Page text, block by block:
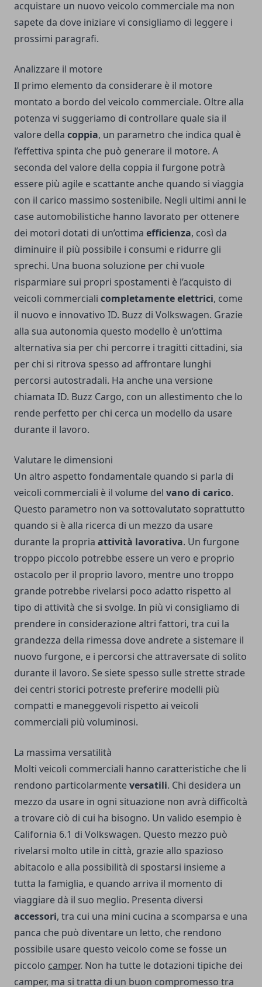
acquistare un nuovo veicolo commerciale ma non
sapete da dove iniziare vi consigliamo di leggere i
prossimi paragrafi.
Analizzare il motore
Il primo elemento da considerare è il motore
montato a bordo del veicolo commerciale. Oltre alla
potenza vi suggeriamo di controllare quale sia il
valore della coppia, un parametro che indica qual è
l’effettiva spinta che può generare il motore. A
seconda del valore della coppia il furgone potrà
essere più agile e scattante anche quando si viaggia
con il carico massimo sostenibile. Negli ultimi anni le
case automobilistiche hanno lavorato per ottenere
dei motori dotati di un’ottima efficienza, così da
diminuire il più possibile i consumi e ridurre gli
sprechi. Una buona soluzione per chi vuole
risparmiare sui propri spostamenti è l’acquisto di
veicoli commerciali completamente elettrici, come
il nuovo e innovativo ID. Buzz di Volkswagen. Grazie
alla sua autonomia questo modello è un’ottima
alternativa sia per chi percorre i tragitti cittadini, sia
per chi si ritrova spesso ad affrontare lunghi
percorsi autostradali. Ha anche una versione
chiamata ID. Buzz Cargo, con un allestimento che lo
rende perfetto per chi cerca un modello da usare
durante il lavoro.
Valutare le dimensioni
Un altro aspetto fondamentale quando si parla di
veicoli commerciali è il volume del vano di carico.
Questo parametro non va sottovalutato soprattutto
quando si è alla ricerca di un mezzo da usare
durante la propria attività lavorativa. Un furgone
troppo piccolo potrebbe essere un vero e proprio
ostacolo per il proprio lavoro, mentre uno troppo
grande potrebbe rivelarsi poco adatto rispetto al
tipo di attività che si svolge. In più vi consigliamo di
prendere in considerazione altri fattori, tra cui la
grandezza della rimessa dove andrete a sistemare il
nuovo furgone, e i percorsi che attraversate di solito
durante il lavoro. Se siete spesso sulle strette strade
dei centri storici potreste preferire modelli più
compatti e maneggevoli rispetto ai veicoli
commerciali più voluminosi.
La massima versatilità
Molti veicoli commerciali hanno caratteristiche che li
rendono particolarmenteversatili. Chi desidera un
mezzo da usare in ogni situazione non avrà difficoltà
a trovare ciò di cui ha bisogno. Un valido esempio è
California 6.1 di Volkswagen. Questo mezzo può
rivelarsi molto utile in città, grazie allo spazioso
abitacolo e alla possibilità di spostarsi insieme a
tutta la famiglia, e quando arriva il momento di
viaggiare dà il suo meglio. Presenta diversi
accessori, tra cui una mini cucina a scomparsa e una
panca che può diventare un letto, che rendono
possibile usare questo veicolo come se fosse un
piccolo camper. Non ha tutte le dotazioni tipiche dei
camper, ma si tratta di un buon compromesso tra